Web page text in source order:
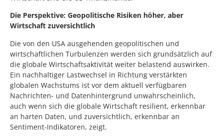
Die Perspektive: Geopolitische Risiken höher, aber
Wirtschaft zuversichtlich
Die von den USA ausgehenden geopolitischen und
wirtschaftlichen Turbulenzen werden sich grundsätzlich auf
die globale Wirtschaftsaktivität weiter belastend auswirken.
Ein nachhaltiger Lastwechsel in Richtung verstärkten
globalen Wachstums ist vor dem aktuell verfügbaren
Nachrichten- und Datenhintergrund unwahrscheinlich,
auch wenn sich die globale Wirtschaft resilient, erkennbar
an harten Daten, und zuversichtlich, erkennbar an
Sentiment-Indikatoren, zeigt.